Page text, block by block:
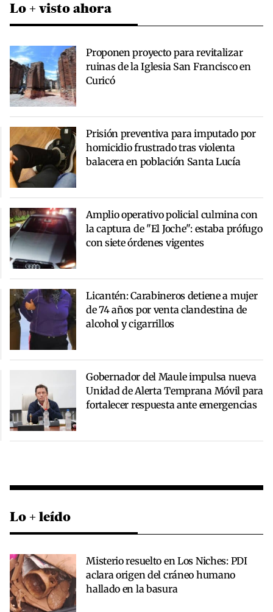
Lo + visto ahora
Proponen proyecto para revitalizar
ruinas de la Iglesia San Francisco en
Curicó
Prisión preventiva para imputado por
homicidio frustrado tras violenta
balacera en población Santa Lucía
Amplio operativo policial culmina con
la captura de "El Joche": estaba prófugo
con siete órdenes vigentes
Licantén: Carabineros detiene a mujer
de 74 años por venta clandestina de
alcohol y cigarrillos
Gobernador del Maule impulsa nueva
Unidad de Alerta Temprana Móvil para
fortalecer respuesta ante emergencias
Lo + leído
Misterio resuelto en Los Niches: PDI
aclara origen del cráneo humano
hallado en la basura